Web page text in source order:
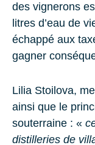
des vignerons
litres d’eau de
échappé aux
gagner
Lilia Stoilova,
ainsi que le
souterraine : «
distilleries de